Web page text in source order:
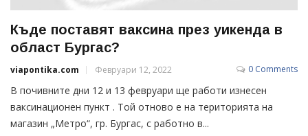
Къде поставят ваксина през уикенда в
област Бургас?
viapontika.com Февруари 12, 2022 0 Comments
В почивните дни 12 и 13 февруари ще работи изнесен
ваксинационен пункт . Той отново е на територията на
магазин „Метро“, гр. Бургас, с работно в...